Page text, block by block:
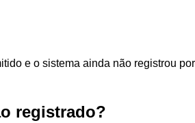
e o sistema ainda não registrou
registrado?